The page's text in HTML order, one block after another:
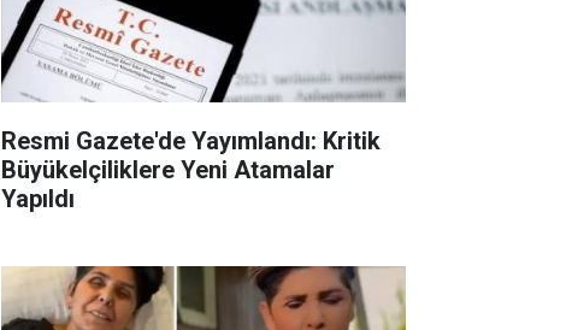
Resmi Gazete'de Yayımlandı: Kritik
Büyükelçiliklere Yeni Atamalar
Yapıldı